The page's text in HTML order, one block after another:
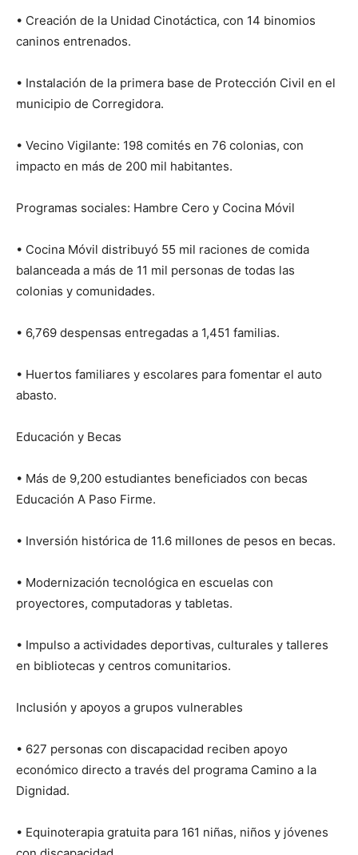
• Creación de la Unidad Cinotáctica, con 14 binomios
caninos entrenados.
• Instalación de la primera base de Protección Civil en el
municipio de Corregidora.
• Vecino Vigilante: 198 comités en 76 colonias, con
impacto en más de 200 mil habitantes.
Programas sociales: Hambre Cero y Cocina Móvil
• Cocina Móvil distribuyó 55 mil raciones de comida
balanceada a más de 11 mil personas de todas las
colonias y comunidades.
• 6,769 despensas entregadas a 1,451 familias.
• Huertos familiares y escolares para fomentar el auto
abasto.
Educación y Becas
• Más de 9,200 estudiantes beneficiados con becas
Educación A Paso Firme.
• Inversión histórica de 11.6 millones de pesos en becas.
• Modernización tecnológica en escuelas con
proyectores, computadoras y tabletas.
• Impulso a actividades deportivas, culturales y talleres
en bibliotecas y centros comunitarios.
Inclusión y apoyos a grupos vulnerables
• 627 personas con discapacidad reciben apoyo
económico directo a través del programa Camino a la
Dignidad.
• Equinoterapia gratuita para 161 niñas, niños y jóvenes